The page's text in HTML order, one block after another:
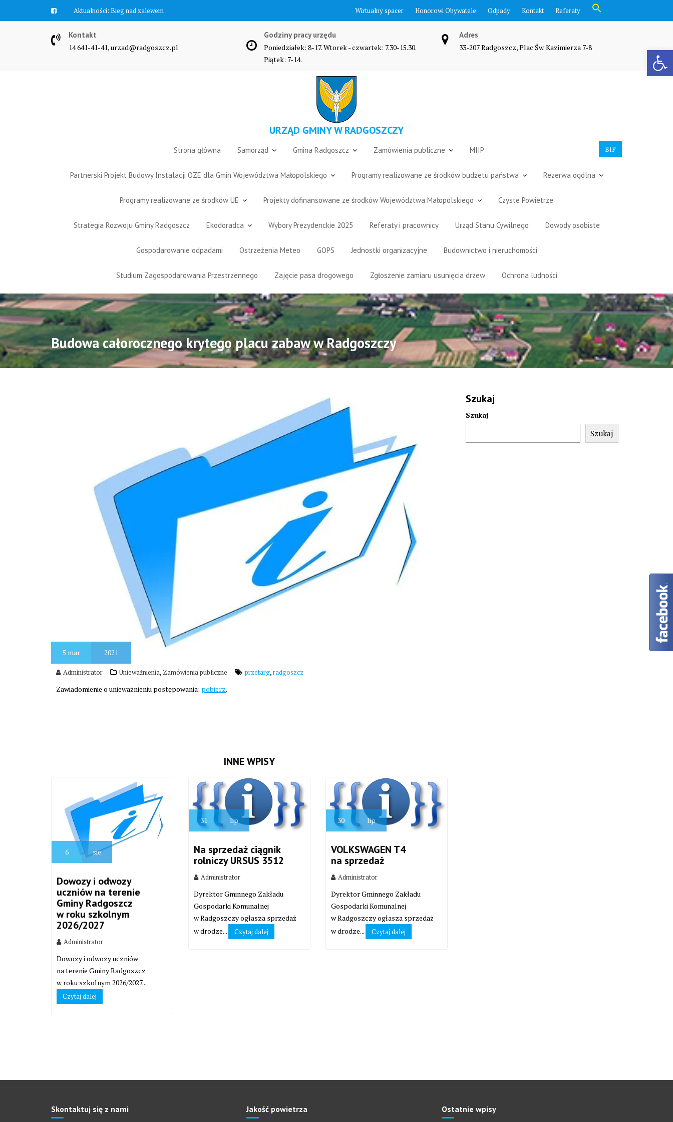
Otwórz pasek narzędzi
Aktualności: Bieg nad zalewem Wirtualny spacer Honorowi Obywatele Odpady Kontakt Referaty
Search Button
Kontakt
14 641-41-41, urzad@radgoszcz.pl
Godziny pracy urzędu
Poniedziałek: 8-17. Wtorek - czwartek: 7.30-15.30.
Piątek: 7-14.
Adres
33-207 Radgoszcz, Plac Św. Kazimierza 7-8
URZĄD GMINY W RADGOSZCZY
BIP
Strona główna Samorząd Gmina Radgoszcz Zamówienia publiczne MIIP
Partnerski Projekt Budowy Instalacji OZE dla Gmin Województwa Małopolskiego Programy realizowane ze środków budżetu państwa Rezerwa ogólna
Programy realizowane ze środków UE Projekty dofinansowane ze środków Województwa Małopolskiego Czyste Powietrze
Strategia Rozwoju Gminy Radgoszcz Ekodoradca Wybory Prezydenckie 2025 Referaty i pracownicy Urząd Stanu Cywilnego Dowody osobiste
Gospodarowanie odpadami Ostrzeżenia Meteo GOPS Jednostki organizacyjne Budownictwo i nieruchomości
Studium Zagospodarowania Przestrzennego Zajęcie pasa drogowego Zgłoszenie zamiaru usunięcia drzew Ochrona ludności
Budowa całorocznego krytego placu zabaw w Radgoszczy
5 mar 2021
Administrator Unieważnienia, Zamówienia publiczne przetarg,radgoszcz
Zawiadomienie o unieważnieniu postępowania: pobierz.
INNE WPISY
6 sie
Dowozy i odwozy
uczniów na terenie
Gminy Radgoszcz
w roku szkolnym
2026/2027
Administrator
Dowozy i odwozy uczniów
na terenie Gminy Radgoszcz
w roku szkolnym 2026/2027...
Czytaj dalej
31 lip
Na sprzedaż ciągnik
rolniczy URSUS 3512
Administrator
Dyrektor Gminnego Zakładu
Gospodarki Komunalnej
w Radgoszczy ogłasza sprzedaż
w drodze...
Czytaj dalej
30 lip
VOLKSWAGEN T4
na sprzedaż
Administrator
Dyrektor Gminnego Zakładu
Gospodarki Komunalnej
w Radgoszczy ogłasza sprzedaż
w drodze...
Czytaj dalej
Szukaj
Szukaj
Szukaj
Skontaktuj się z nami Jakość powietrza Ostatnie wpisy